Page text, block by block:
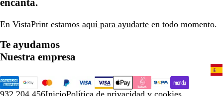
encanta.
En VistaPrint estamos aquí para ayudarte en todo momento.
Te ayudamos
Nuestra empresa